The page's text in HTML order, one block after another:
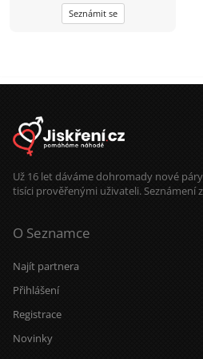
cestování, s jiskrou v oku :-)
Seznámit se
Už 16 let dáváme dohromady nové
tisíci prověřenými uživateli. Seznámení
O Seznamce
Najít partnera
Přihlášení
Registrace
Novinky